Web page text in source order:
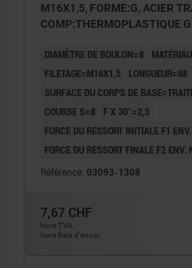
M16X1,5, FORME:G, ACIER
COMP:THERMOPLASTIQUE
DIAMÈTRE DE BOULON=8
FILETAGE=M16X1,5
LONGUEUR=68
SURFACE DU CORPS DE
COURSE S=8
F X 30°=2,3
FORCE DU RESSORT INITIALE F1
FORCE DU RESSORT FINALE F2 ENV.
Référence: 03093-1308
7,67 CHF
hors TVA
hors frais d’envoi